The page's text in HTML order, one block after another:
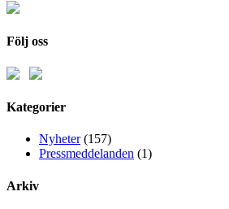
Följ oss
Kategorier
Nyheter(157)
Pressmeddelanden (1)
Arkiv